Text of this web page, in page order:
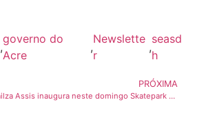
,
governo do
Acre
,
Newslette
r
,
seasd
h
PRÓXIMA
Governadora Mailza Assis inaugura neste domingo Skatepark revitalizado para fomentar esporte e inclusão em Rio Branco